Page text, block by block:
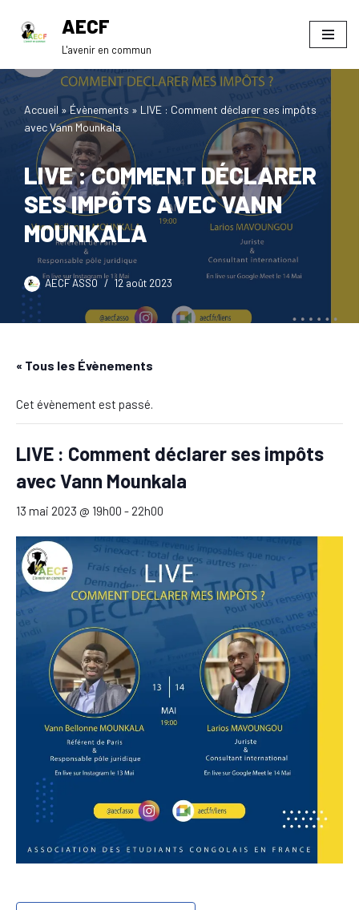
Aller
contenu
AECF
L'avenir en commun
Accueil » Évènements » LIVE : Comment déclarer ses impôts
avec Vann Mounkala
LIVE : COMMENT DÉCLARER
SES IMPÔTS AVEC VANN
MOUNKALA
AECF ASSO 12 août 2023
« Tous les Évènements
Cet évènement est passé.
LIVE : Comment déclarer ses impôts
avec Vann Mounkala
13 mai 2023 @ 19h00 - 22h00